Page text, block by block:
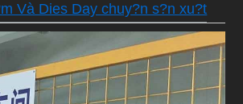
Và Dies Day chuy?n s?n xu?t